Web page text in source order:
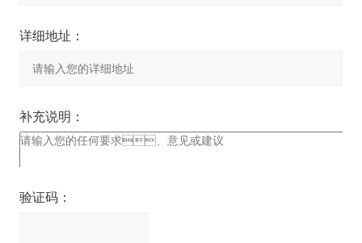
详细地址：
补充说明：
验证码：